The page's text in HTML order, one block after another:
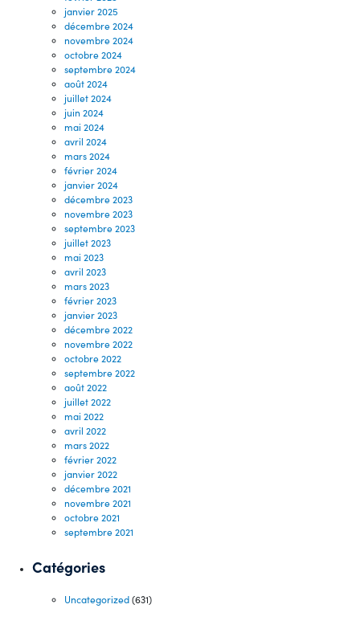
janvier 2025
décembre 2024
novembre 2024
octobre 2024
septembre 2024
août 2024
juillet 2024
juin 2024
mai 2024
avril 2024
mars 2024
février 2024
janvier 2024
décembre 2023
novembre 2023
septembre 2023
juillet 2023
mai 2023
avril 2023
mars 2023
février 2023
janvier 2023
décembre 2022
novembre 2022
octobre 2022
septembre 2022
août 2022
juillet 2022
mai 2022
avril 2022
mars 2022
février 2022
janvier 2022
décembre 2021
novembre 2021
octobre 2021
septembre 2021
Catégories
Uncategorized(631)